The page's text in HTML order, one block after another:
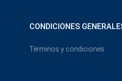
CONDICIONES
Términos y condiciones